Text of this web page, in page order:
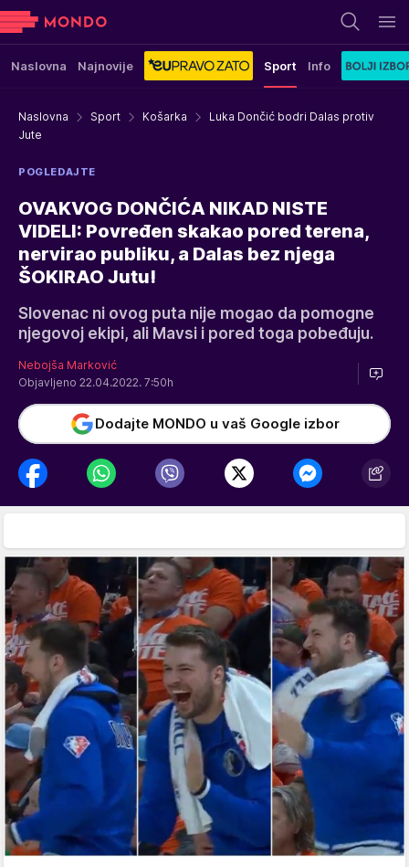
Naslovna Najnovije Sport Info
Naslovna Sport Košarka
Luka Dončić bodri Dalas protiv
Jute
POGLEDAJTE
OVAKVOG DONČIĆA NIKAD NISTE
VIDELI: Povređen skakao pored terena,
nervirao publiku, a Dalas bez njega
ŠOKIRAO Jutu!
Slovenac ni ovog puta nije mogao da pomogne
njegovoj ekipi, ali Mavsi i pored toga pobeđuju.
Nebojša Marković
Objavljeno 22.04.2022. 7:50h
Dodajte MONDO u vaš Google izbor